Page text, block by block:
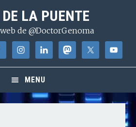
LA PUENTE
de @DoctorGenoma
MENU